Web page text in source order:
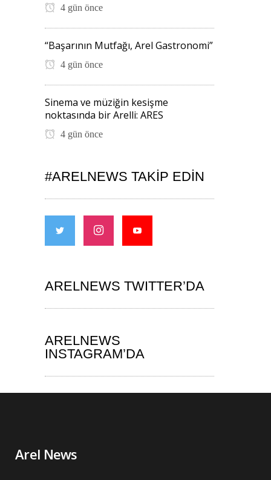
4 gün önce
“Başarının Mutfağı, Arel Gastronomi”
4 gün önce
Sinema ve müziğin kesişme
noktasında bir Arelli: ARES
4 gün önce
#ARELNEWS TAKIP EDIN
ARELNEWS TWITTER’DA
ARELNEWS
INSTAGRAM’DA
Arel News